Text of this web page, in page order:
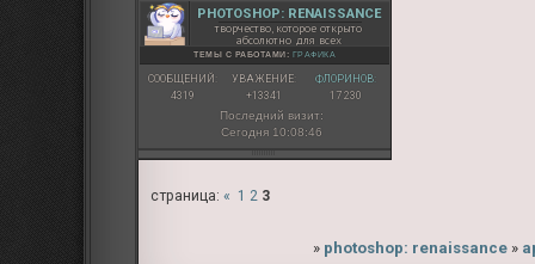
PHOTOSHOP: RENAISSANCE
творчество, которое открыто
абсолютно для всех
ТЕМЫ С РАБОТАМИ: ГРАФИКА
СООБЩЕНИЙ:
4319
УВАЖЕНИЕ:
+13341
ФЛОРИНОВ:
17 230
Последний визит:
Сегодня 10:08:46
страница:« 1 2 3
» photoshop: renaissance »